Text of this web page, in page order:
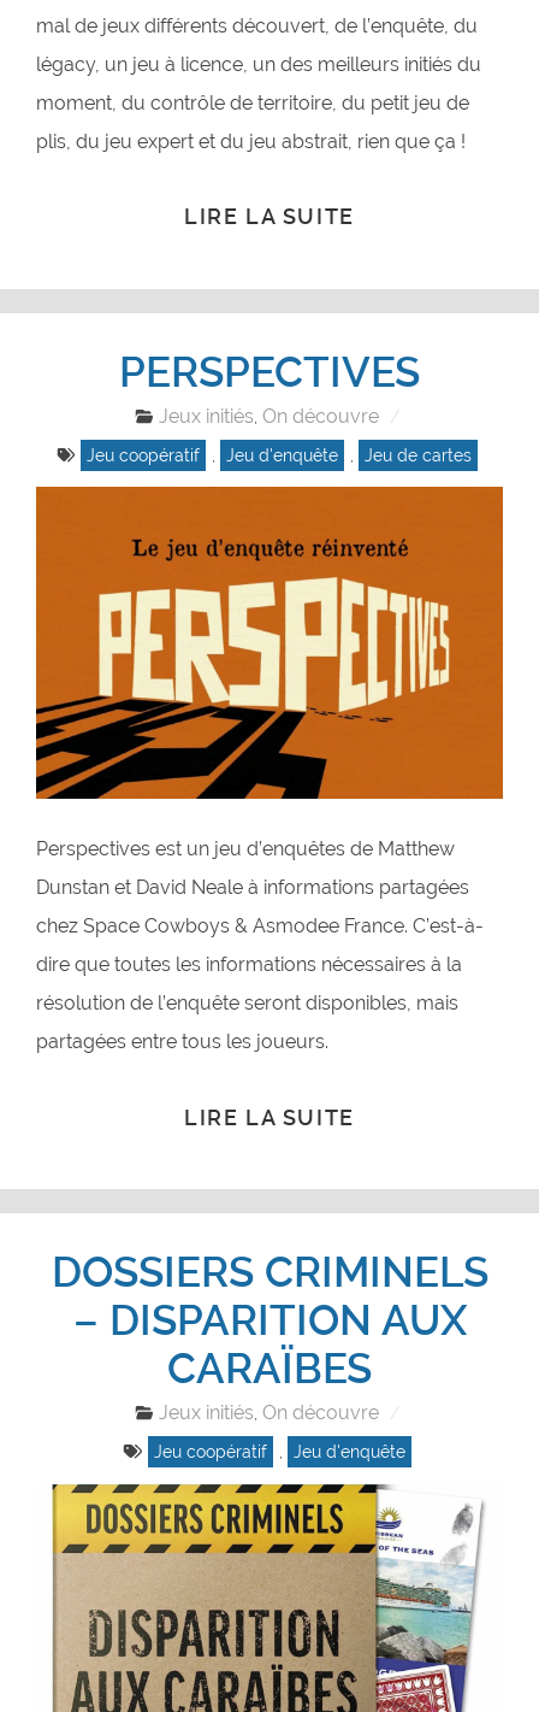
mal de jeux différents découvert, de l’enquête, du
légacy, un jeu à licence, un des meilleurs initiés du
moment, du contrôle de territoire, du petit jeu de
plis, du jeu expert et du jeu abstrait, rien que ça !
LIRE LA SUITE
PERSPECTIVES
Jeux initiés ,On découvre
Jeu coopératif Jeu d'enquête Jeu de cartes
Perspectives est un jeu d’enquêtes de Matthew
Dunstan et David Neale à informations partagées
chez Space Cowboys & Asmodee France. C’est-à-
dire que toutes les informations nécessaires à la
résolution de l’enquête seront disponibles, mais
partagées entre tous les joueurs.
LIRE LA SUITE
DOSSIERS CRIMINELS
– DISPARITION AUX
CARAÏBES
Jeux initiés,On découvre
Jeu coopératif , Jeu d'enquête